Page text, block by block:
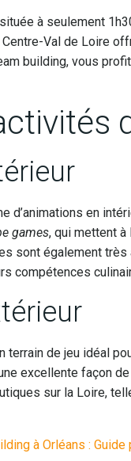
à seulement
Val de Loire
building, vous
d’animations en
games, qui mettent à
sont également
compétences
terrain de jeu idéal
excellente façon
sur la Loire,
à Orléans :